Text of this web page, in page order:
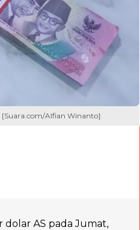
Alfian Winanto]
dolar AS pada Jumat,